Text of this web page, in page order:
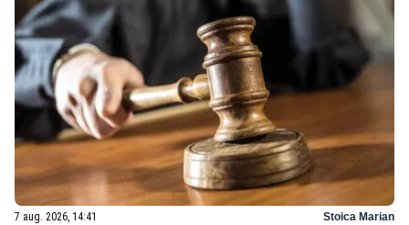
7 aug. 2026, 14:41 Stoica Marian